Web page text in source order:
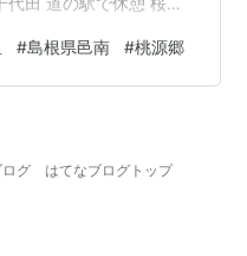
#島根県邑南 #桃源郷
グ
はてなブログトップ